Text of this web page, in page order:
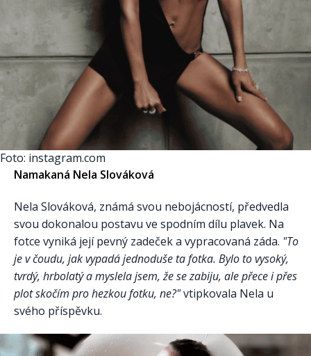
Foto: instagram.com
Namakaná Nela Slováková
Nela Slováková, známá svou nebojácností, předvedla
svou dokonalou postavu ve spodním dílu plavek. Na
fotce vyniká její pevný zadeček a vypracovaná záda. "To
je v čoudu, jak vypadá jednoduše ta fotka. Bylo to vysoký,
tvrdý, hrbolatý a myslela jsem, že se zabiju, ale přece i přes
plot skočím pro hezkou fotku, ne?"vtipkovala Nela u
svého příspěvku.